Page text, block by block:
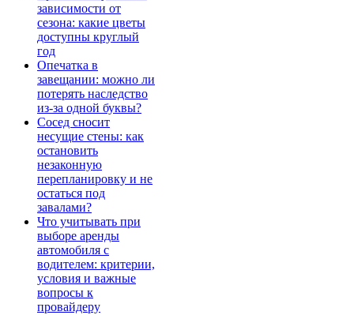
зависимости от
сезона: какие цветы
доступны круглый
год
Опечатка в
завещании: можно ли
потерять наследство
из-за одной буквы?
Сосед сносит
несущие стены: как
остановить
незаконную
перепланировку и не
остаться под
завалами?
Что учитывать при
выборе аренды
автомобиля с
водителем: критерии,
условия и важные
вопросы к
провайдеру